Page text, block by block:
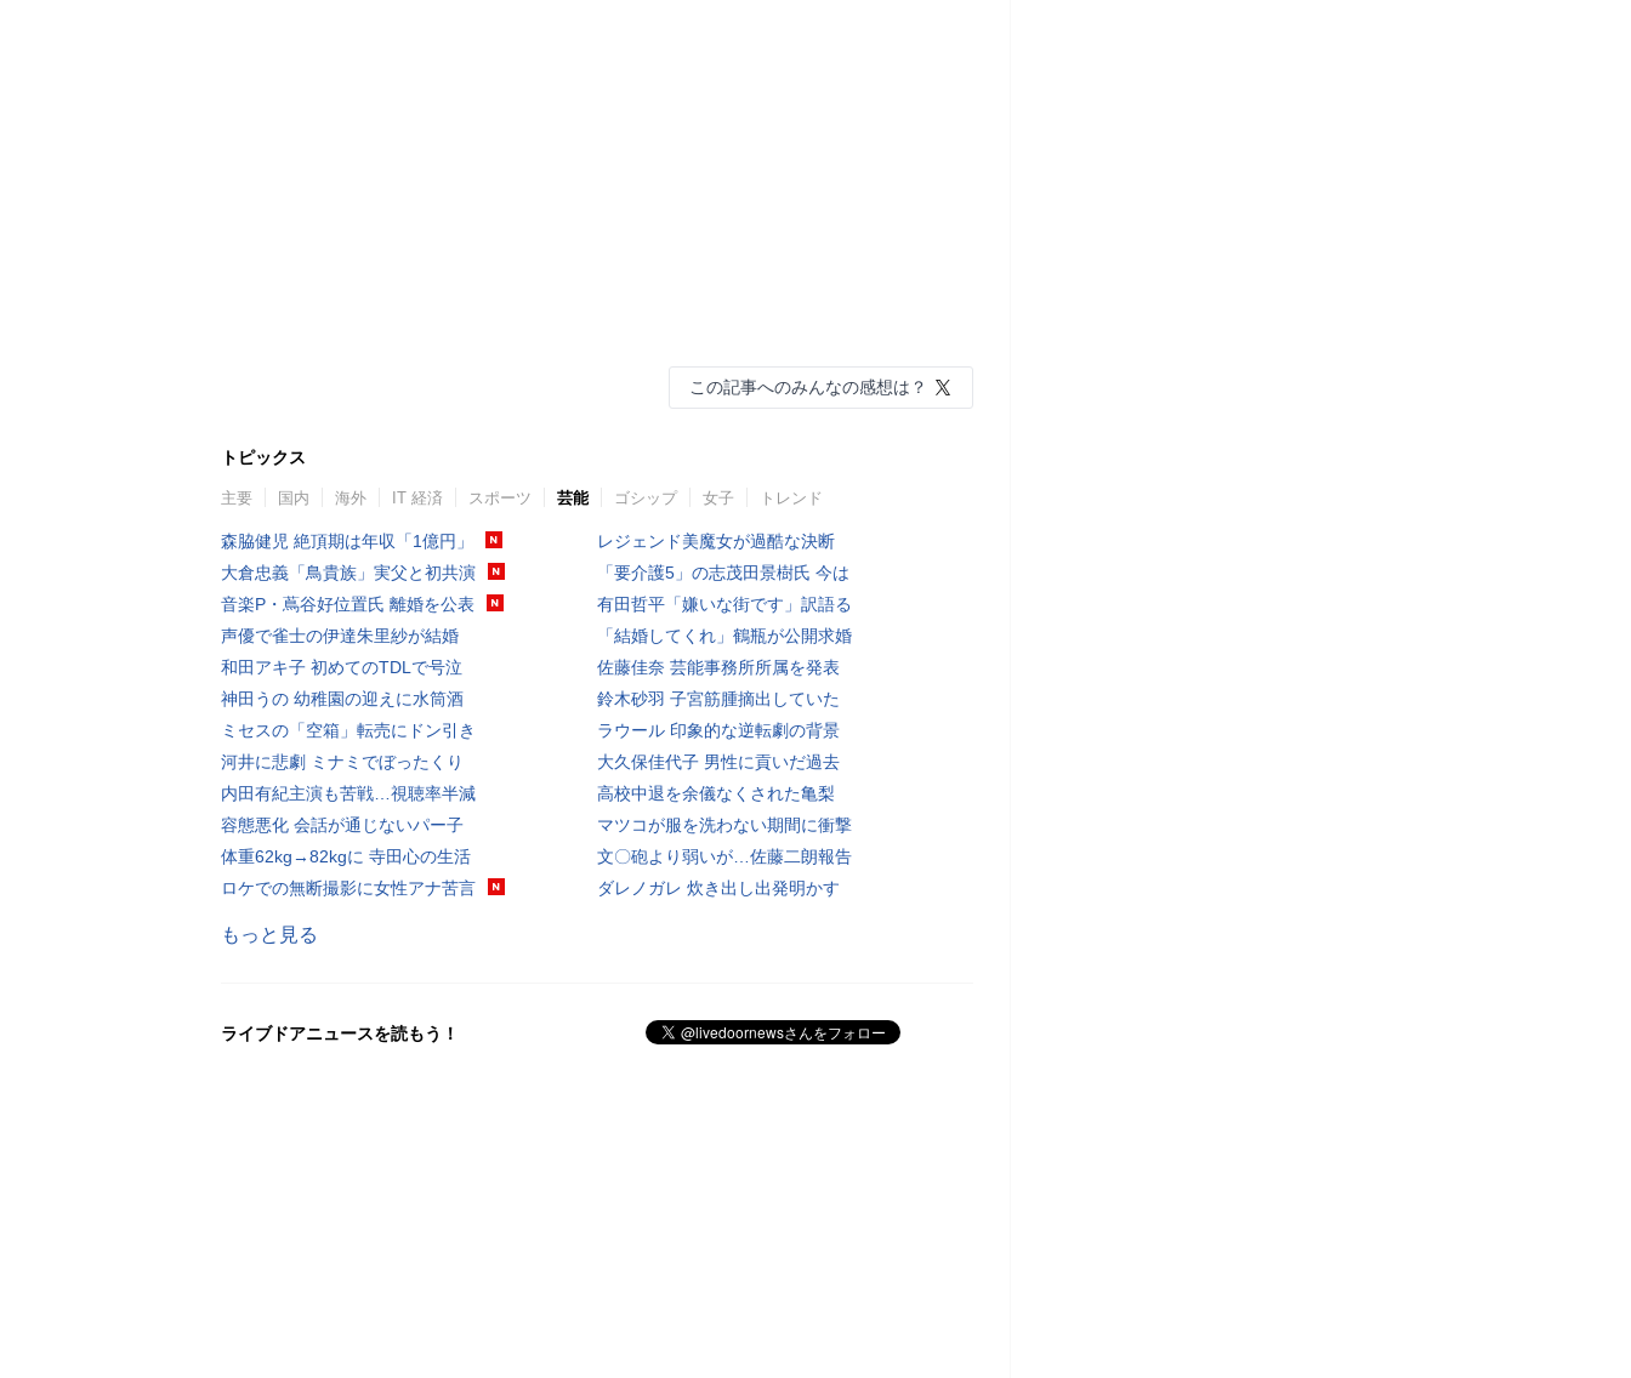
この記事へのみんなの感想は？
トピックス
主要 国内 海外 IT 経済 スポーツ 芸能 ゴシップ 女子 トレンド
森脇健児 絶頂期は年収「1億円」
大倉忠義「鳥貴族」実父と初共演
音楽P・蔦谷好位置氏 離婚を公表
声優で雀士の伊達朱里紗が結婚
和田アキ子 初めてのTDLで号泣
神田うの 幼稚園の迎えに水筒酒
ミセスの「空箱」転売にドン引き
河井に悲劇 ミナミでぼったくり
内田有紀主演も苦戦…視聴率半減
容態悪化 会話が通じないパー子
体重62kg→82kgに 寺田心の生活
ロケでの無断撮影に女性アナ苦言
レジェンド美魔女が過酷な決断
「要介護5」の志茂田景樹氏 今は
有田哲平「嫌いな街です」訳語る
「結婚してくれ」鶴瓶が公開求婚
佐藤佳奈 芸能事務所所属を発表
鈴木砂羽 子宮筋腫摘出していた
ラウール 印象的な逆転劇の背景
大久保佳代子 男性に貢いだ過去
高校中退を余儀なくされた亀梨
マツコが服を洗わない期間に衝撃
文〇砲より弱いが…佐藤二朗報告
ダレノガレ 炊き出し出発明かす
もっと見る
ライブドアニュースを読もう！